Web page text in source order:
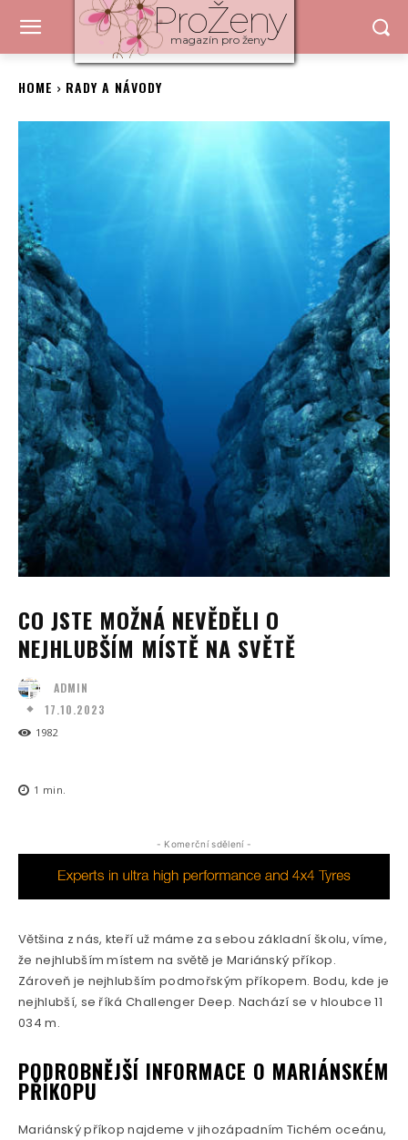
ProŽeny
magazín pro ženy
HOME RADY A NÁVODY
CO JSTE MOŽNÁ NEVĚDĚLI O
NEJHLUBŠÍM MÍSTĚ NA SVĚTĚ
ADMIN
17.10.2023
1982
1 min.
- Komerční sdělení -
Většina z nás, kteří už máme za sebou základní školu, víme,
že nejhlubším místem na světě je Mariánský příkop.
Zároveň je nejhlubším podmořským příkopem. Bodu, kde je
nejhlubší, se říká Challenger Deep. Nachází se v hloubce 11
034 m.
PODROBNĚJŠÍ INFORMACE O MARIÁNSKÉM
PŘÍKOPU
Mariánský příkop najdeme v jihozápadním Tichém oceánu,